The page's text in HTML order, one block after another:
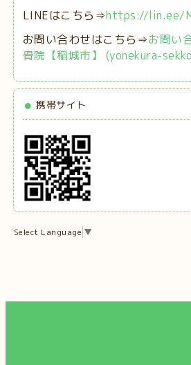
LINEはこちら⇒https://lin.ee/
お問い合わせはこちら⇒お問い
骨院【稲城市】 (yonekura-
携帯サイト
Select Language ▼